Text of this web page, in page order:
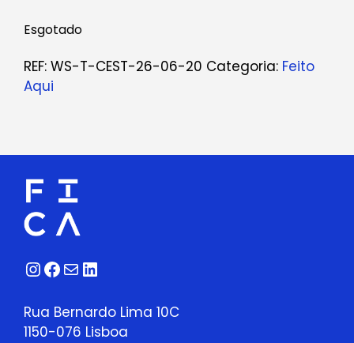
Esgotado
REF: WS-T-CEST-26-06-20 Categoria: Feito
Aqui
Instagram
Facebook
Correio
LinkedIn
Rua Bernardo Lima 10C
1150-076 Lisboa